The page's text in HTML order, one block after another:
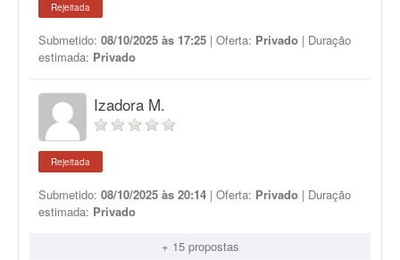
Rejeitada
Submetido: 08/10/2025 às 17:25 | Oferta: Privado | Duração
estimada: Privado
Izadora M.
Rejeitada
Submetido: 08/10/2025 às 20:14 | Oferta: Privado | Duração
estimada: Privado
+ 15 propostas